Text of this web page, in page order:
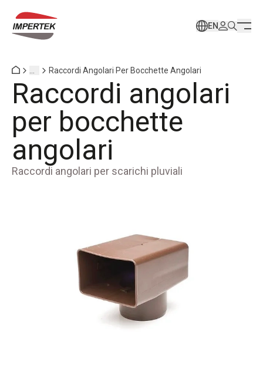
EN
Raccordi Angolari Per Bocchette Angolari
Raccordi angolari
per bocchette
angolari
Raccordi angolari per scarichi pluviali